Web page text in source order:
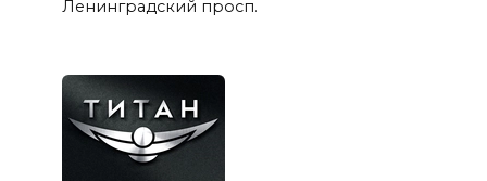
Ленинградский просп.